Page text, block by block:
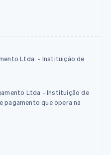
Ltda. - Instituição de
Ltda - Instituição de
pagamento que opera na